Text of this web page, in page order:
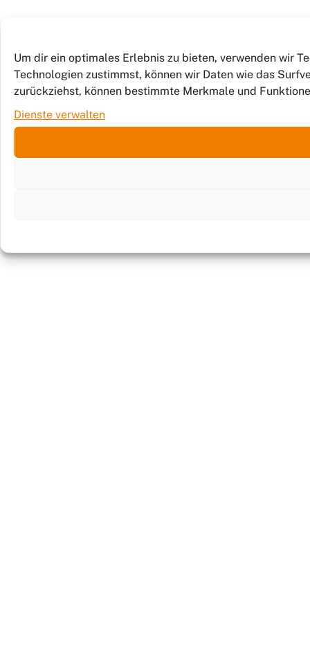
Um dir ein optimales Erlebnis zu bieten, verwenden wir
Technologien zustimmst, können wir Daten wie das
zurückziehst, können bestimmte Merkmale und
Dienste verwalten